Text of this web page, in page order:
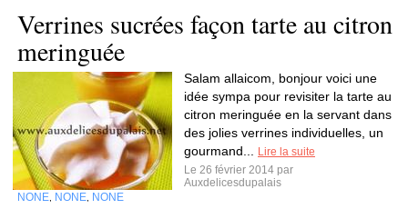
Verrines sucrées façon tarte au citron
meringuée
Salam allaicom, bonjour voici une
idée sympa pour revisiter la tarte au
citron meringuée en la servant dans
des jolies verrines individuelles, un
gourmand...
Lire la suite
Le 26 février 2014 par
Auxdelicesdupalais
NONE NONE NONE